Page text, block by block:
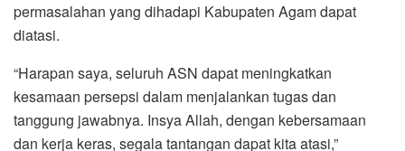
permasalahan yang dihadapi Kabupaten Agam dapat
diatasi.
“Harapan saya, seluruh ASN dapat meningkatkan
kesamaan persepsi dalam menjalankan tugas dan
tanggung jawabnya. Insya Allah, dengan kebersamaan
dan kerja keras, segala tantangan dapat kita atasi,”